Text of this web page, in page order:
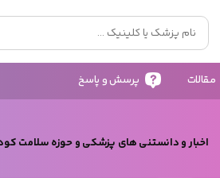
مقالات پرسش و پاسخ
اخبار و دانستنی های پزشکی و حوزه سلامت